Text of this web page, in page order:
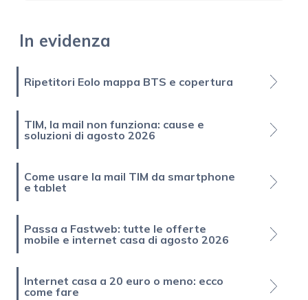
In evidenza
Ripetitori Eolo mappa BTS e copertura
TIM, la mail non funziona: cause e
soluzioni di agosto 2026
Come usare la mail TIM da smartphone
e tablet
Passa a Fastweb: tutte le offerte
mobile e internet casa di agosto 2026
Internet casa a 20 euro o meno: ecco
come fare